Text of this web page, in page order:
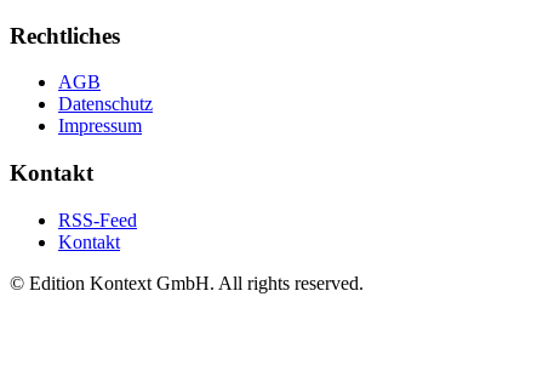
Rechtliches
AGB
Datenschutz
Impressum
Kontakt
RSS-Feed
Kontakt
© Edition Kontext GmbH. All rights reserved.